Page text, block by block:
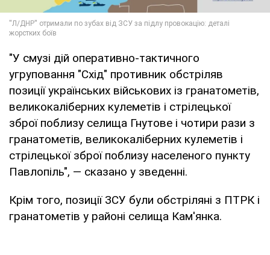
"У смузі дій оперативно-тактичного
угруповання "Схід" противник обстріляв
позиції українських військових із гранатометів,
великокаліберних кулеметів і стрілецької
зброї поблизу селища Гнутове і чотири рази з
гранатометів, великокаліберних кулеметів і
стрілецької зброї поблизу населеного пункту
Павлопіль", — сказано у зведенні.
Крім того, позиції ЗСУ були обстріляні з ПТРК і
гранатометів у районі селища Кам'янка.